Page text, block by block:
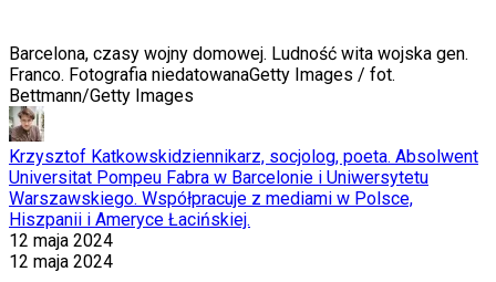
Barcelona, czasy wojny domowej. Ludność wita wojska gen.
Franco. Fotografia niedatowanaGetty Images / fot.
Bettmann/Getty Images
Krzysztof Katkowskidziennikarz, socjolog, poeta. Absolwent
Universitat Pompeu Fabra w Barcelonie i Uniwersytetu
Warszawskiego. Współpracuje z mediami w Polsce,
Hiszpanii i Ameryce Łacińskiej.
12 maja 2024
12 maja 2024